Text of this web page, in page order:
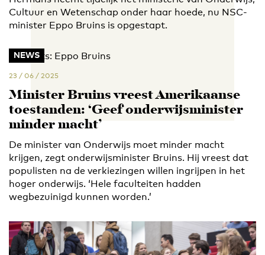
Cultuur en Wetenschap onder haar hoede, nu NSC-
minister Eppo Bruins is opgestapt.
NEWS
23 / 06 / 2025
Minister Bruins vreest Amerikaanse
toestanden: ‘Geef onderwijsminister
minder macht’
De minister van Onderwijs moet minder macht
krijgen, zegt onderwijsminister Bruins. Hij vreest dat
populisten na de verkiezingen willen ingrijpen in het
hoger onderwijs. ‘Hele faculteiten hadden
wegbezuinigd kunnen worden.’